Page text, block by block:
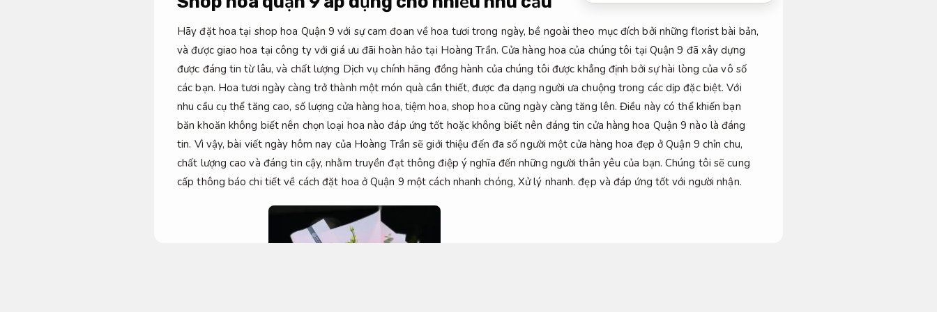
Hãy đặt hoa tại shop hoa Quận 9 với sự cam đoan về hoa tươi trong ngày, bề ngoài theo mục đích bởi những florist bài bản,
và được giao hoa tại công ty với giá ưu đãi hoàn hảo tại Hoàng Trần. Cửa hàng hoa của chúng tôi tại Quận 9 đã xây dựng
được đáng tin từ lâu, và chất lượng Dịch vụ chính hãng đồng hành của chúng tôi được khẳng định bởi sự hài lòng của vô số
các bạn. Hoa tươi ngày càng trở thành một món quà cần thiết, được đa dạng người ưa chuộng trong các dịp đặc biệt. Với
nhu cầu cụ thể tăng cao, số lượng cửa hàng hoa, tiệm hoa, shop hoa cũng ngày càng tăng lên. Điều này có thể khiến bạn
băn khoăn không biết nên chọn loại hoa nào đáp ứng tốt hoặc không biết nên đáng tin cửa hàng hoa Quận 9 nào là đáng
tin. Vì vậy, bài viết ngày hôm nay của Hoàng Trần sẽ giới thiệu đến đa số người một cửa hàng hoa đẹp ở Quận 9 chỉn chu,
chất lượng cao và đáng tin cậy, nhằm truyền đạt thông điệp ý nghĩa đến những người thân yêu của bạn. Chúng tôi sẽ cung
cấp thông báo chi tiết về cách đặt hoa ở Quận 9 một cách nhanh chóng,Xử lý nhanh. đẹp và đáp ứng tốt với người nhận.